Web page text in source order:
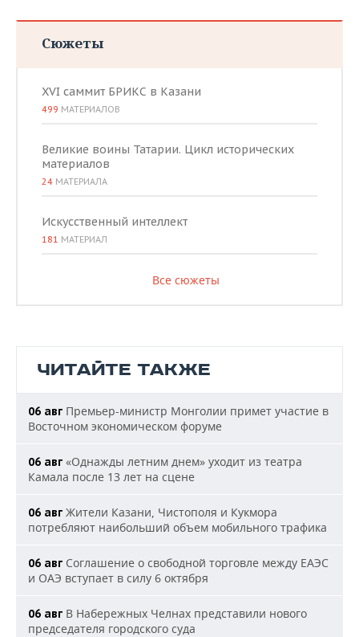
Сюжеты
XVI саммит БРИКС в Казани
499 МАТЕРИАЛОВ
Великие воины Татарии. Цикл исторических
материалов
24 МАТЕРИАЛА
Искусственный интеллект
181 МАТЕРИАЛ
Все сюжеты
ЧИТАЙТЕ ТАКЖЕ
06 авг Премьер-министр Монголии примет участие в
Восточном экономическом форуме
06 авг «Однажды летним днем» уходит из театра
Камала после 13 лет на сцене
06 авг Жители Казани, Чистополя и Кукмора
потребляют наибольший объем мобильного трафика
06 авг Соглашение о свободной торговле между ЕАЭС
и ОАЭ вступает в силу 6 октября
06 авг В Набережных Челнах представили нового
председателя городского суда